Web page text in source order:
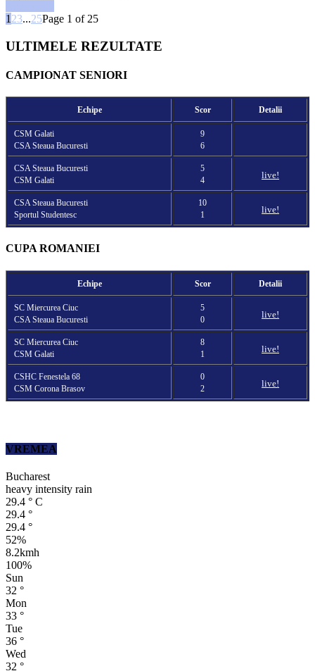
1 23...25Page 1 of 25
ULTIMELE REZULTATE
CAMPIONAT SENIORI
Echipe Scor Detalii
CSM Galati
CSA Steaua Bucuresti
9
6
CSA Steaua Bucuresti
CSM Galati
5
4
live!
CSA Steaua Bucuresti
Sportul Studentesc
10
1
live!
CUPA ROMANIEI
Echipe Scor Detalii
SC Miercurea Ciuc
CSA Steaua Bucuresti
5
0
live!
SC Miercurea Ciuc
CSM Galati
8
1
live!
CSHC Fenestela 68
CSM Corona Brasov
0
2
live!
VREMEA
Bucharest
heavy intensity rain
29.4 ° C
29.4 °
29.4 °
52%
8.2kmh
100%
Sun
32 °
Mon
33 °
Tue
36 °
Wed
32 °